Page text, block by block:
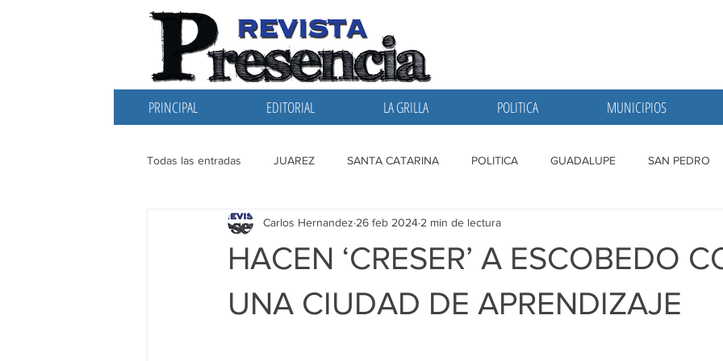
PRINCIPAL EDITORIAL LA GRILLA POLITICA MUNICIPIOS
Todas las entradas JUAREZ SANTA CATARINA POLITICA GUADALUPE SAN PEDRO
EDITORIAL SANTIAGO LA GRILLA SAN NICOLAS
HACEN ‘CRESER’ A ESCOBEDO
UNA CIUDAD DE APRENDIZAJE
Carlos Hernandez 26 feb 2024 2 min de lectura